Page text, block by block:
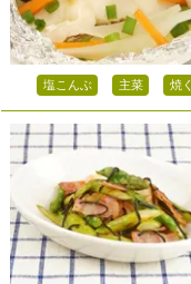
塩こんぶ 主菜 焼く